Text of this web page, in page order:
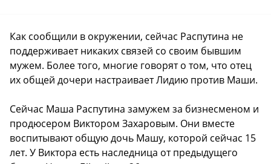
Как сообщили в окружении, сейчас Распутина не
поддерживает никаких связей со своим бывшим
мужем. Более того, многие говорят о том, что отец
их общей дочери настраивает Лидию против Маши.
Сейчас Маша Распутина замужем за бизнесменом и
продюсером Виктором Захаровым. Они вместе
воспитывают общую дочь Машу, которой сейчас 15
лет. У Виктора есть наследница от предыдущего